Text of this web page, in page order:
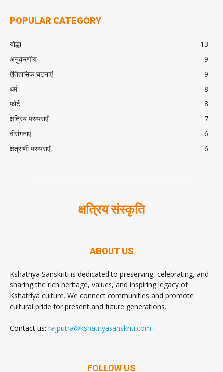
POPULAR CATEGORY
योद्धा
13
अनुकरणीय
9
ऐतिहासिक घटनाएं
9
धर्म
8
फोर्ट
8
क्षत्रिय परम्पराएँ
7
वीरांगनाएं
6
क्षत्राणी परम्पराएँ
6
क्षत्रिय संस्कृति
ABOUT US
Kshatriya Sanskriti is dedicated to preserving, celebrating, and
sharing the rich heritage, values, and inspiring legacy of
Kshatriya culture. We connect communities and promote
cultural pride for present and future generations.
Contact us: rajputra@kshatriyasanskriti.com
FOLLOW US